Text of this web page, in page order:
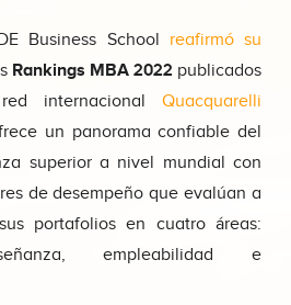
Business School reafirmó su
Rankings MBA 2022 publicados
internacional Quacquarelli
un panorama confiable del
superior a nivel mundial con
de desempeño que evalúan a
portafolios en cuatro áreas:
empleabilidad e